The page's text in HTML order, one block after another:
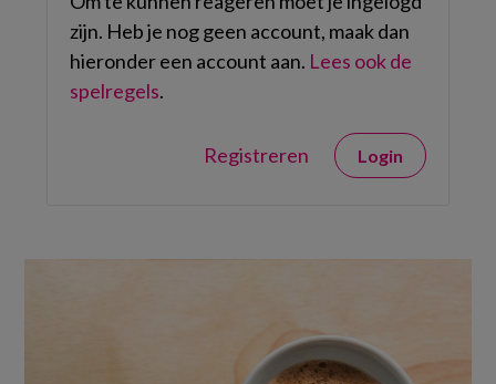
zijn. Heb je nog geen account, maak dan
hieronder een account aan. Lees ook de
spelregels.
Registreren Login